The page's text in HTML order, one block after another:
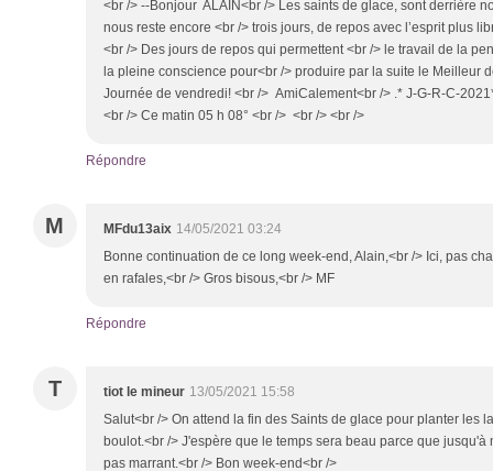
<br /> --Bonjour ALAIN<br /> Les saints de glace, sont derrière
nous reste encore <br /> trois jours, de repos avec l’esprit plus
<br /> Des jours de repos qui permettent <br /> le travail de la
la pleine conscience pour<br /> produire par la suite le Meilleur
Journée de vendredi! <br /> AmiCalement<br /> .* J-G-R-C-
<br /> Ce matin 05 h 08° <br /> <br /> <br />
Répondre
M MFdu13aix 14/05/2021 03:24
Bonne continuation de ce long week-end, Alain,<br /> Ici, pas
en rafales,<br /> Gros bisous,<br /> MF
Répondre
T tiot le mineur 13/05/2021 15:58
Salut<br /> On attend la fin des Saints de glace pour planter les
boulot.<br /> J'espère que le temps sera beau parce que jusqu'à
pas marrant.<br /> Bon week-end<br />